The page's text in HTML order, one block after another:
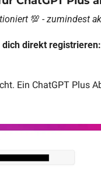
💯 - zumindest
Ein ChatGPT Plus